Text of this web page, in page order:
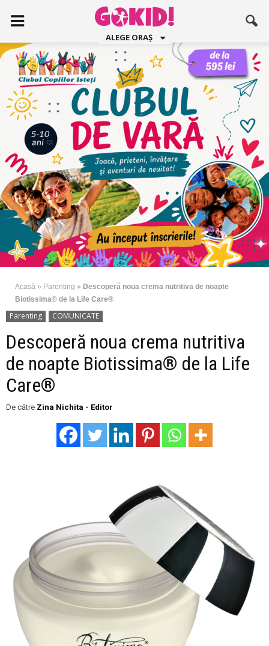
ALEGE ORAȘ
Acasă » Parenting » Descoperă noua crema nutritiva de noapte
Biotissima® de la Life Care®
Parenting COMUNICATE
Descoperă noua crema nutritiva
de noapte Biotissima® de la Life
Care®
De către Zina Nichita - Editor